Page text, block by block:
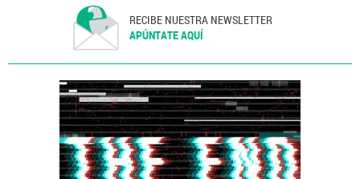
RECIBE NUESTRA NEWSLETTER
APÚNTATE AQUÍ